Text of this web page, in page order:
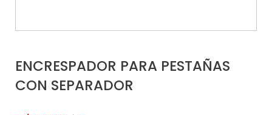
ENCRESPADOR PARA PESTAÑAS
CON SEPARADOR